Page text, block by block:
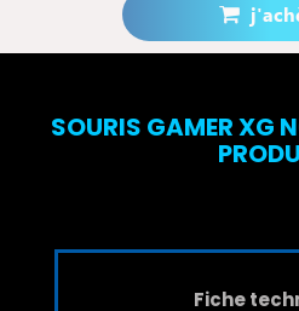
Prévenez-moi lorsque le
SOURIS GAMER XG
Fiche